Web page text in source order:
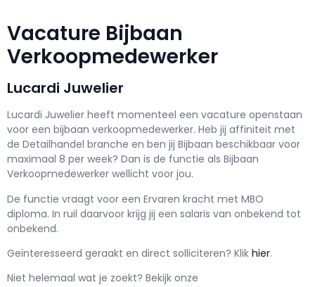
Vacature Bijbaan
Verkoopmedewerker
Lucardi Juwelier
Lucardi Juwelier heeft momenteel een vacature openstaan
voor een bijbaan verkoopmedewerker. Heb jij affiniteit met
de Detailhandel branche en ben jij Bijbaan beschikbaar voor
maximaal 8 per week? Dan is de functie als Bijbaan
Verkoopmedewerker wellicht voor jou.
De functie vraagt voor een Ervaren kracht met MBO
diploma. In ruil daarvoor krijg jij een salaris van onbekend tot
onbekend.
Geïnteresseerd geraakt en direct solliciteren? Klik hier.
Niet helemaal wat je zoekt? Bekijk onze